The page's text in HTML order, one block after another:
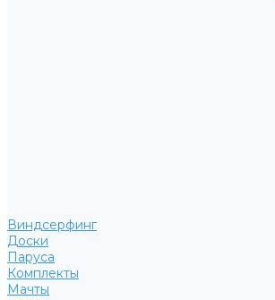
Виндсерфинг
Доски
Паруса
Комплекты
Мачты